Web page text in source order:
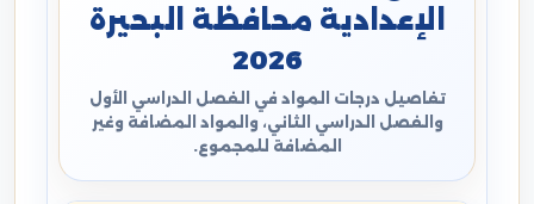
الإعدادية محافظة البحيرة
2026
تفاصيل درجات المواد في الفصل الدراسي الأول
والفصل الدراسي الثاني، والمواد المضافة وغير
المضافة للمجموع.